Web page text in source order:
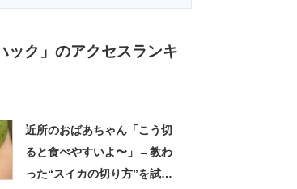
ック」のアクセスランキ
近所のおばあちゃん「こう切
ると食べやすいよ〜」→教わ
った“スイカの切り方”を試し